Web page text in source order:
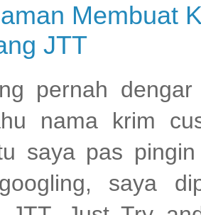
Membuat
JTT
pernah
nama krim
saya pas
saya